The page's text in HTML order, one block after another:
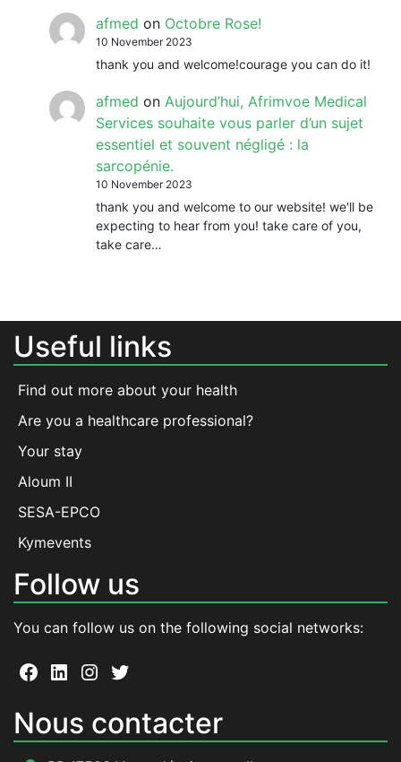
afmed on Octobre Rose!
10 November 2023
thank you and welcome!courage you can do it!
afmed on Aujourd’hui, Afrimvoe Medical
Services souhaite vous parler d’un sujet
essentiel et souvent négligé : la
sarcopénie.
10 November 2023
thank you and welcome to our website! we'll be
expecting to hear from you! take care of you,
take care…
Useful links
Find out more about your health
Are you a healthcare professional?
Your stay
Aloum II
SESA-EPCO
Kymevents
Follow us
You can follow us on the following social networks:
Facebook
LinkedIn
Instagram
Twitter
Nous contacter